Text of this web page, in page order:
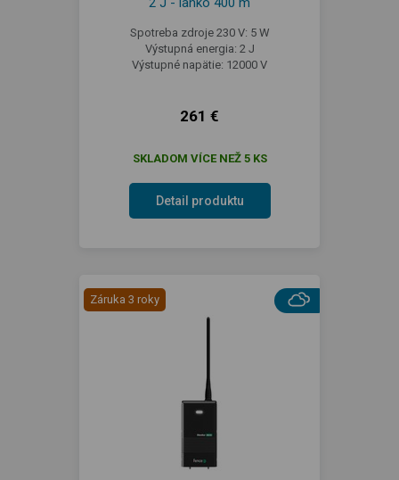
Spotreba zdroje 230 V: 5 W
Výstupná energia: 2 J
Výstupné napätie: 12000 V
261 €
SKLADOM VÍCE NEŽ 5 KS
Detail produktu
Záruka 3 roky